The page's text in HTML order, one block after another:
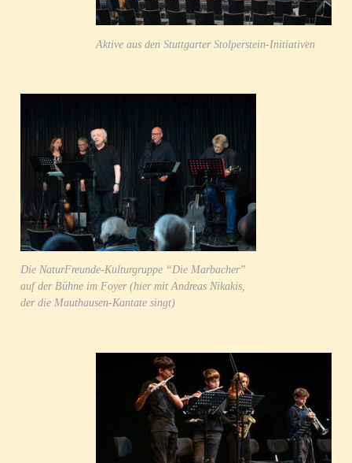
Aktive aus den Stuttgarter Stolperstein-Initiativen
Die NaturFreunde-Kulturgruppe “Die Marbacher”
auf der Bühne im Foyer (hier mit Andreas Nikakis,
der die Mauthausen-Kantate singt)